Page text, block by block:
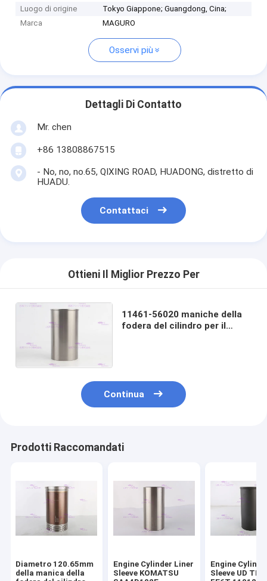
Luogo di origine
Tokyo Giappone; Guangdong, Cina;
Marca
MAGURO
Osservi più
Dettagli Di Contatto
Mr. chen
+86 13808867515
- No, no, no.65, QIXING ROAD, HUADONG, distretto di
HUADU.
Contattaci
Ottieni Il Miglior Prezzo Per
11461-56020 maniche della
fodera del cilindro per il
Continua
Prodotti Raccomandati
Diametro 120.65mm
della manica della
Engine Cylinder Liner
Sleeve KOMATSU
Engine
Sleeve UD